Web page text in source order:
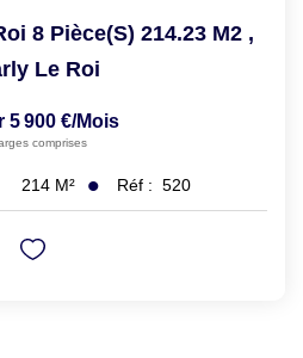
8 Pièce(s) 214.23 M2 ,
Le Roi
5 900 €/mois
comprises
214 M² Réf : 520